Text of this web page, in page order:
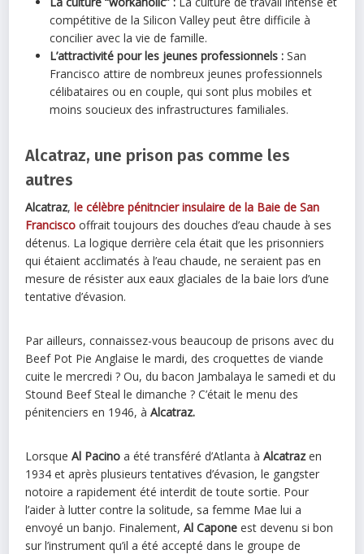
compétitive de la Silicon Valley peut être difficile à
concilier avec la vie de famille.
L’attractivité pour les jeunes professionnels : San
Francisco attire de nombreux jeunes professionnels
célibataires ou en couple, qui sont plus mobiles et
moins soucieux des infrastructures familiales.
Alcatraz, une prison pas comme les
autres
Alcatraz,le célèbre pénitncier insulaire de la Baie de San
Francisco offrait toujours des douches d’eau chaude à ses
détenus. La logique derrière cela était que les prisonniers
qui étaient acclimatés à l’eau chaude, ne seraient pas en
mesure de résister aux eaux glaciales de la baie lors d’une
tentative d’évasion.
Par ailleurs, connaissez-vous beaucoup de prisons avec du
Beef Pot Pie Anglaise le mardi, des croquettes de viande
cuite le mercredi ? Ou, du bacon Jambalaya le samedi et du
Stound Beef Steal le dimanche ? C’était le menu des
pénitenciers en 1946, àAlcatraz.
LorsqueAl Pacino a été transféré d’Atlanta àAlcatrazen
1934 et après plusieurs tentatives d’évasion, le gangster
notoire a rapidement été interdit de toute sortie. Pour
l’aider à lutter contre la solitude, sa femme Mae lui a
envoyé un banjo. Finalement,Al Capone est devenu si bon
sur l’instrument qu’il a été accepté dans le groupe de